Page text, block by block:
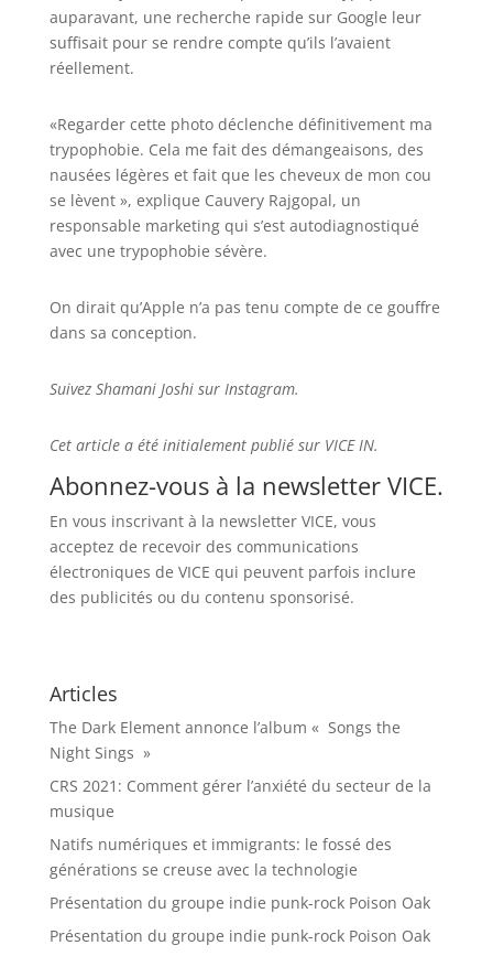
auparavant, une recherche rapide sur Google leur
suffisait pour se rendre compte qu’ils l’avaient
réellement.
«Regarder cette photo déclenche définitivement ma
trypophobie. Cela me fait des démangeaisons, des
nausées légères et fait que les cheveux de mon cou
se lèvent », explique Cauvery Rajgopal, un
responsable marketing qui s’est autodiagnostiqué
avec une trypophobie sévère.
On dirait qu’Apple n’a pas tenu compte de ce gouffre
dans sa conception.
Suivez Shamani Joshi sur Instagram.
Cet article a été initialement publié sur VICE IN.
Abonnez-vous à la newsletter VICE.
En vous inscrivant à la newsletter VICE, vous
acceptez de recevoir des communications
électroniques de VICE qui peuvent parfois inclure
des publicités ou du contenu sponsorisé.
Articles
The Dark Element annonce l’album « Songs the
Night Sings »
CRS 2021: Comment gérer l’anxiété du secteur de la
musique
Natifs numériques et immigrants: le fossé des
générations se creuse avec la technologie
Présentation du groupe indie punk-rock Poison Oak
Présentation du groupe indie punk-rock Poison Oak